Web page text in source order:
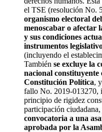
el TSE (resolución No.
organismo electoral
menoscabar o afectar
y sus condiciones
instrumentos
(incluyendo el
También se excluye la
nacional
Constitución Política,
fallo No. 2019-013270,
principio de rigidez
participación
convocatoria a una
aprobada por la